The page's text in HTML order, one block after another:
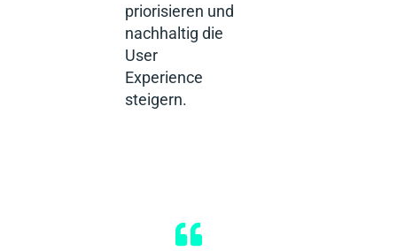
priorisieren und
nachhaltig die
User
Experience
steigern.